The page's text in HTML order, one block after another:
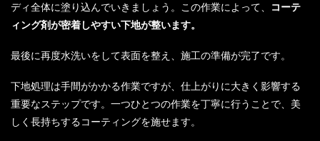
ディ全体に塗り込んでいきましょう。この作業によって、
コーテ
ィング剤が密着しやすい下地が整います。
最後に再度水洗いをして表面を整え、施工の準備が完了です。
下地処理は手間がかかる作業ですが、仕上がりに大きく影響する
重要なステップです。一つひとつの作業を丁寧に行うことで、美
しく長持ちするコーティングを施せます。